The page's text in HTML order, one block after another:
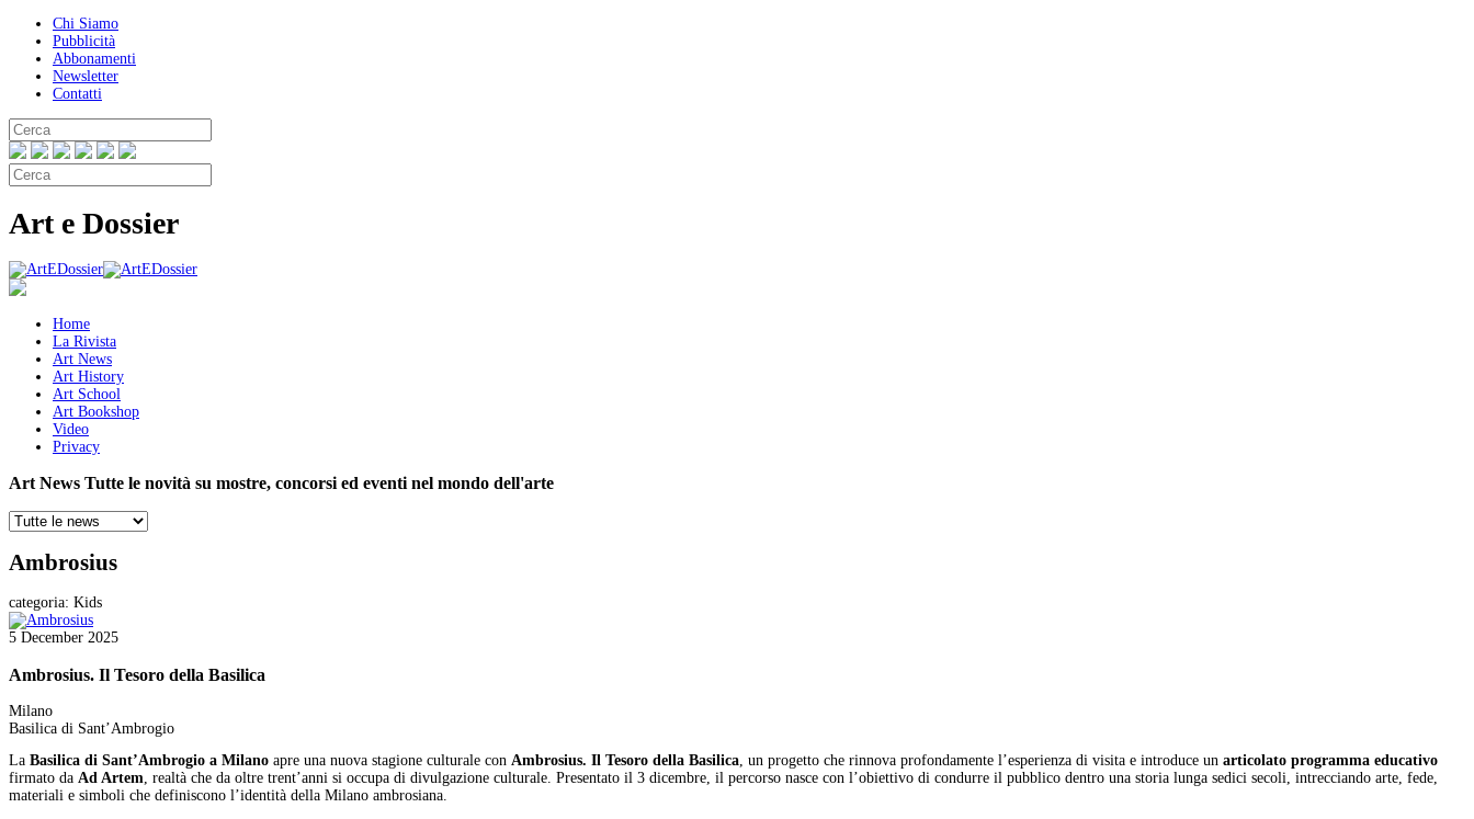
Chi Siamo
Pubblicità
Abbonamenti
Newsletter
Contatti
Art e Dossier
Home
La Rivista
Art News
Art History
Art School
Art Bookshop
Video
Privacy
Art News Tutte le novità su mostre, concorsi ed eventi nel mondo dell'arte
Ambrosius
categoria: Kids
5 December 2025
Ambrosius. Il Tesoro della Basilica
Milano
Basilica di Sant’Ambrogio
La Basilica di Sant’Ambrogio a Milano apre una nuova stagione culturale con Ambrosius. Il Tesoro della Basilica, un progetto che rinnova profondamente l’esperienza di visita e introduce un articolato programma educativo
firmato da Ad Artem, realtà che da oltre trent’anni si occupa di divulgazione culturale. Presentato il 3 dicembre, il percorso nasce con l’obiettivo di condurre il pubblico dentro una storia lunga sedici secoli, intrecciando arte, fede,
materiali e simboli che definiscono l’identità della Milano ambrosiana.